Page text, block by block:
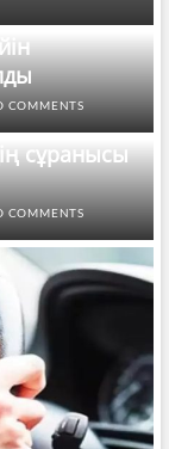
COMMENTS
сұранысы
COMMENTS